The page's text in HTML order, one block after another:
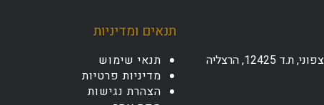
רח' החושלים 8, קומה 6, אגף צפוני, ת.ד 12425, הרצליה
תנאים ומדיניות
תנאי שימוש
מדיניות פרטיות
הצהרת נגישות